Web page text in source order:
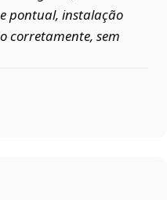
pontual, instalação
corretamente, sem